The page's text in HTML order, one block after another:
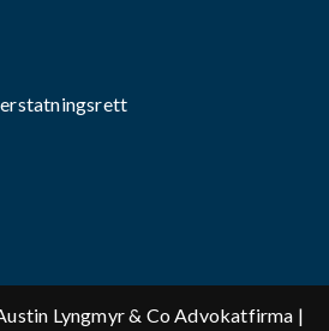
Lyngmyr & Co Advokatfirma |